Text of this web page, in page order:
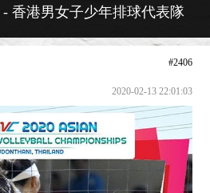
- 香港男女子少年排球代表隊
#2406
2020-02-13 22:01:03